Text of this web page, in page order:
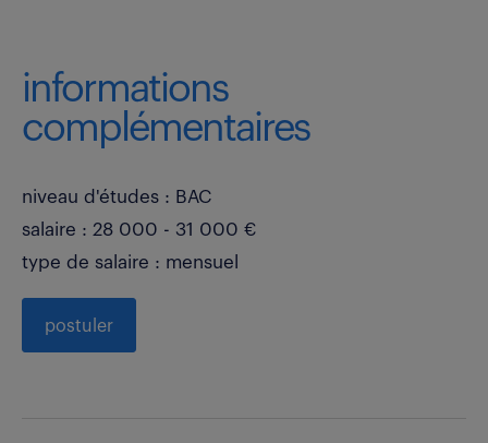
informations
complémentaires
niveau d'études : BAC
salaire : 28 000 - 31 000 €
type de salaire : mensuel
postuler